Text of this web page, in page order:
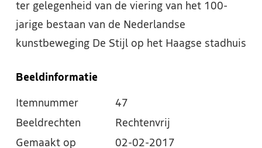
ter gelegenheid van de viering van het 100-
jarige bestaan van de Nederlandse
kunstbeweging De Stijl op het Haagse stadhuis
Beeldinformatie
Itemnummer
47
Beeldrechten
Rechtenvrij
Gemaakt op
02-02-2017